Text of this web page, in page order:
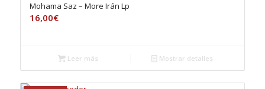
Mohama Saz – More Irán Lp
16,00€
Leer más Mostrar detalles